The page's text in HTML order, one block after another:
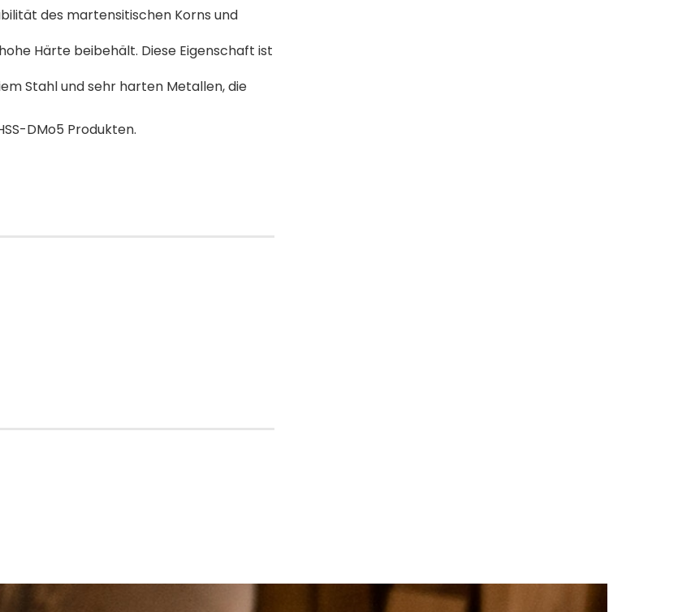
des martensitischen Korns und
Härte beibehält. Diese Eigenschaft ist
Stahl und sehr harten Metallen, die
DMo5 Produkten.